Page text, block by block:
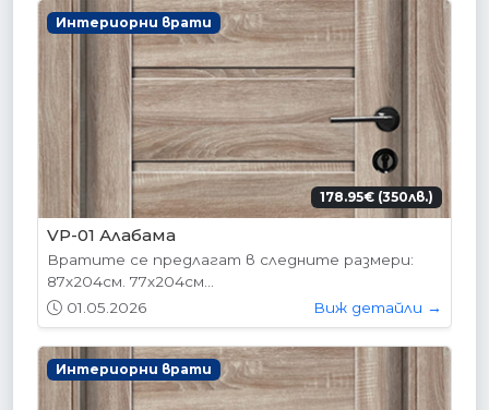
Интериорни врати
178.95€ (350лв.)
VP-01 Алабама
Вратите се предлагат в следните размери:
87х204см. 77х204см...
01.05.2026
Виж детайли →
Интериорни врати